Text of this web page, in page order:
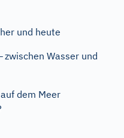
und heute
zwischen Wasser und
dem Meer